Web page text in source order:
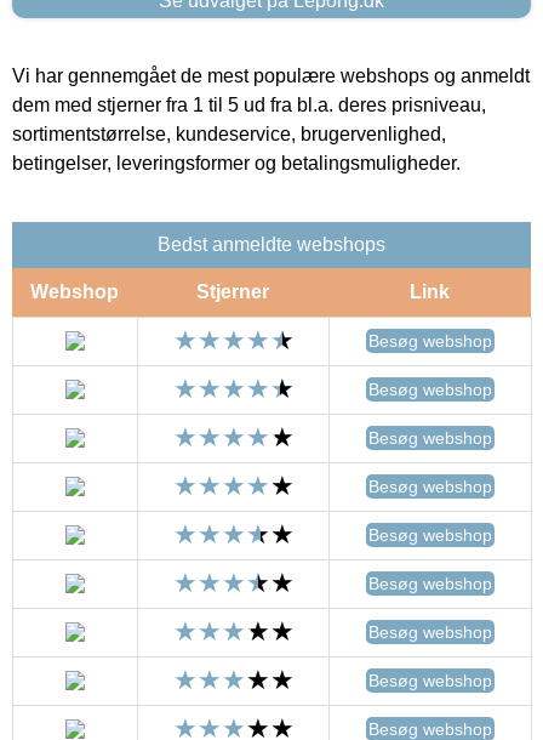
Vi har gennemgået de mest populære webshops og anmeldt
dem med stjerner fra 1 til 5 ud fra bl.a. deres prisniveau,
sortimentstørrelse, kundeservice, brugervenlighed,
betingelser, leveringsformer og betalingsmuligheder.
Bedst anmeldte webshops
Webshop Stjerner Link
Besøg webshop
Besøg webshop
Besøg webshop
Besøg webshop
Besøg webshop
Besøg webshop
Besøg webshop
Besøg webshop
Besøg webshop